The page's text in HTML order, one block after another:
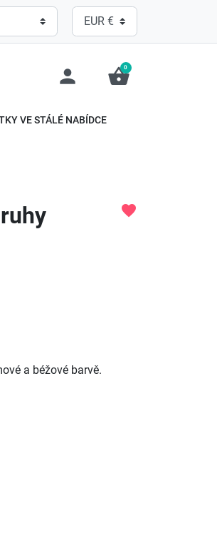
person shopping_basket
0
VE STÁLÉ NABÍDCE
favorite
a béžové barvě.